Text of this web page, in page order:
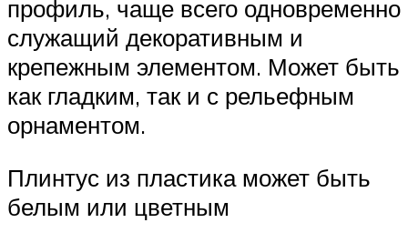
профиль, чаще всего одновременно
служащий декоративным и
крепежным элементом. Может быть
как гладким, так и с рельефным
орнаментом.
Плинтус из пластика может быть
белым или цветным